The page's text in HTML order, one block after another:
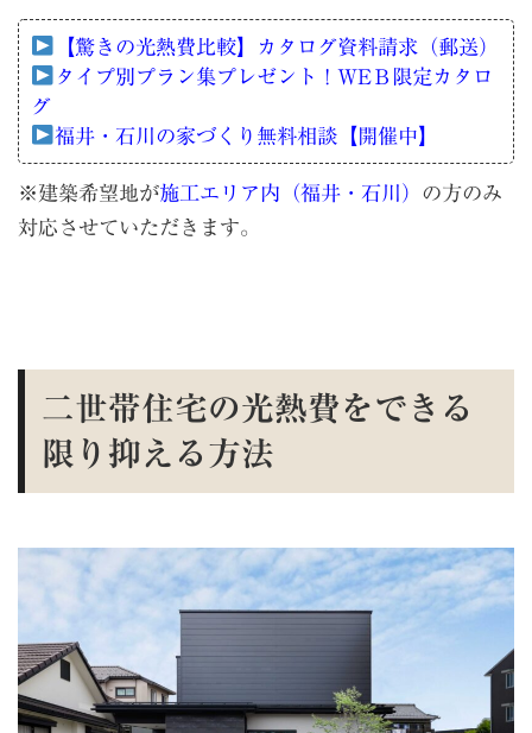
【驚きの光熱費比較】カタログ資料請求（郵送）
タイプ別プラン集プレゼント！WEＢ限定カタロ
グ
福井・石川の家づくり無料相談【開催中】
※建築希望地が施工エリア内（福井・石川） の方のみ
対応させていただきます。
二世帯住宅の光熱費をできる
限り抑える方法